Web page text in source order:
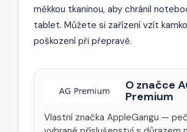
měkkou tkaninou, aby chránil
tablet. Můžete si zařízení vzít
poškození při přepravě.
O značce
Premium
Vlastní značka AppleGangu —